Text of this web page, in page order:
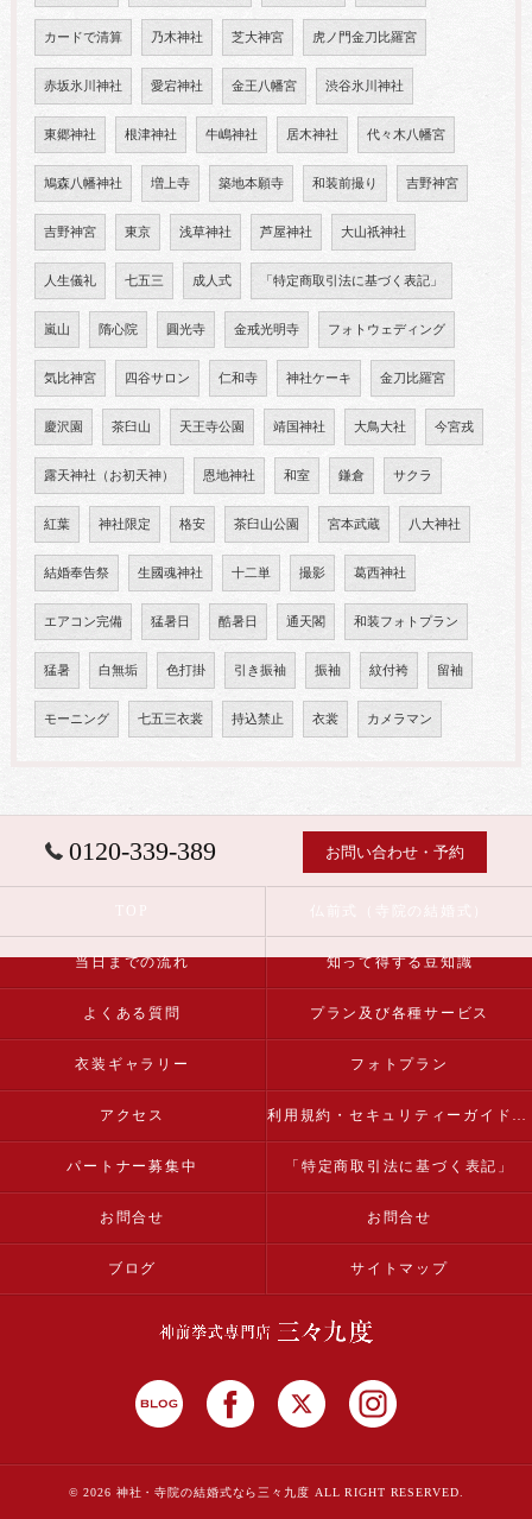
カードで清算 乃木神社 芝大神宮 虎ノ門金刀比羅宮
赤坂氷川神社 愛宕神社 金王八幡宮 渋谷氷川神社
東郷神社 根津神社 牛嶋神社 居木神社 代々木八幡宮
鳩森八幡神社 増上寺 築地本願寺 和装前撮り 吉野神宮
吉野神宮 東京 浅草神社 芦屋神社 大山祇神社
人生儀礼 七五三 成人式 「特定商取引法に基づく表記」
嵐山 隋心院 圓光寺 金戒光明寺 フォトウェディング
気比神宮 四谷サロン 仁和寺 神社ケーキ 金刀比羅宮
慶沢園 茶臼山 天王寺公園 靖国神社 大鳥大社 今宮戎
露天神社（お初天神） 恩地神社 和室 鎌倉 サクラ
紅葉 神社限定 格安 茶臼山公園 宮本武蔵 八大神社
結婚奉告祭 生國魂神社 十二単 撮影 葛西神社
エアコン完備 猛暑日 酷暑日 通天閣 和装フォトプラン
猛暑 白無垢 色打掛 引き振袖 振袖 紋付袴 留袖
モーニング 七五三衣裳 持込禁止 衣裳 カメラマン
0120-339-389 お問い合わせ・予約
当日までの流れ 知って得する豆知識
よくある質問 プラン及び各種サービス
衣装ギャラリー フォトプラン
アクセス 利用規約・セキュリティーガイドライン
パートナー募集中 「特定商取引法に基づく表記」
お問合せ お問合せ
ブログ サイトマップ
© 2026 神社・寺院の結婚式なら三々九度 ALL RIGHT RESERVED.